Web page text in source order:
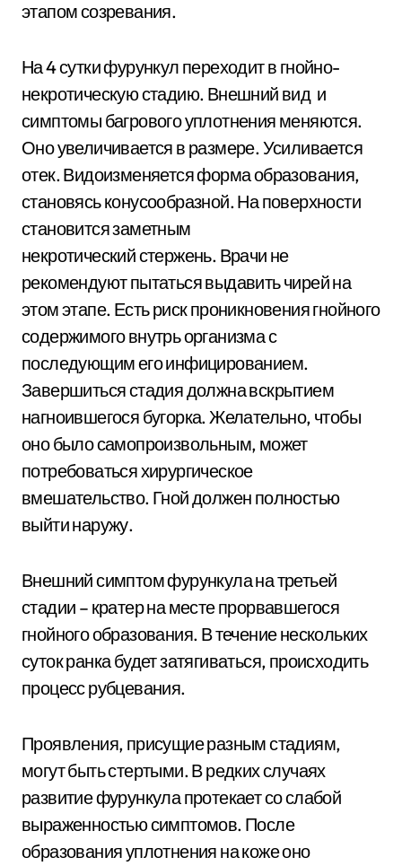
этапом созревания.
На 4 сутки фурункул переходит в гнойно-
некротическую стадию. Внешний вид и
симптомы багрового уплотнения меняются.
Оно увеличивается в размере. Усиливается
отек. Видоизменяется форма образования,
становясь конусообразной. На поверхности
становится заметным
некротический стержень. Врачи не
рекомендуют пытаться выдавить чирей на
этом этапе. Есть риск проникновения гнойного
содержимого внутрь организма с
последующим его инфицированием.
Завершиться стадия должна вскрытием
нагноившегося бугорка. Желательно, чтобы
оно было самопроизвольным, может
потребоваться хирургическое
вмешательство. Гной должен полностью
выйти наружу.
Внешний симптом фурункула на третьей
стадии – кратер на месте прорвавшегося
гнойного образования. В течение нескольких
суток ранка будет затягиваться, происходить
процесс рубцевания.
Проявления, присущие разным стадиям,
могут быть стертыми. В редких случаях
развитие фурункула протекает со слабой
выраженностью симптомов. После
образования уплотнения на коже оно